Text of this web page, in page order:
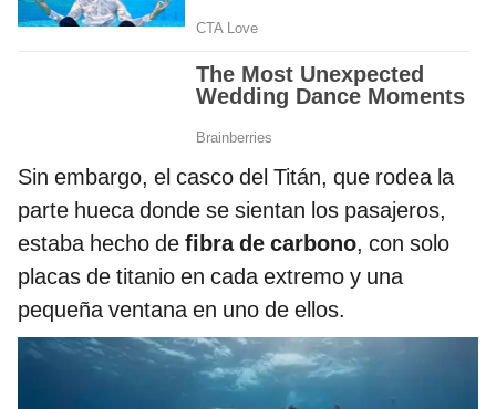
Sin embargo, el casco del Titán, que rodea la
parte hueca donde se sientan los pasajeros,
estaba hecho de fibra de carbono, con solo
placas de titanio en cada extremo y una
pequeña ventana en uno de ellos.